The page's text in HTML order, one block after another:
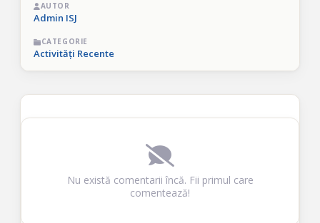
AUTOR
Admin ISJ
CATEGORIE
Activități Recente
Nu există comentarii încă. Fii primul care
comentează!